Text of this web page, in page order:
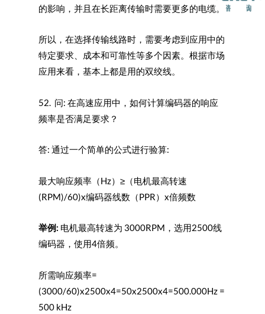
的影响，并且在长距离传输时需要更多的电缆。
所以，在选择传输线路时，需要考虑到应用中的
特定要求、成本和可靠性等多个因素。根据市场
应用来看，基本上都是用的双绞线。
52. 问: 在高速应用中，如何计算编码器的响应
频率是否满足要求？
答: 通过一个简单的公式进行验算:
最大响应频率（Hz）≥（电机最高转速
(RPM)/60)x编码器线数（PPR）x倍频数
举例: 电机最高转速为 3000RPM，选用2500线
编码器，使用4倍频。
所需响应频率=
(3000/60)x2500x4=50x2500x4=500.000Hz =
500 kHz